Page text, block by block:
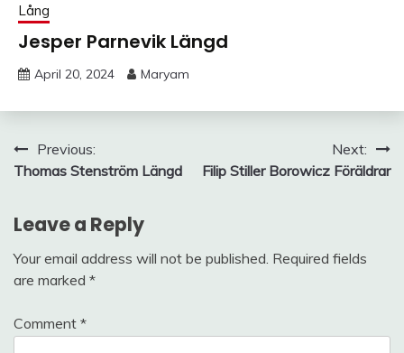
Lång
Jesper Parnevik Längd
April 20, 2024 Maryam
Post
navigation
Previous:
Thomas Stenström Längd
Next:
Filip Stiller Borowicz Föräldrar
Leave a Reply
Your email address will not be published. Required fields
are marked *
Comment *